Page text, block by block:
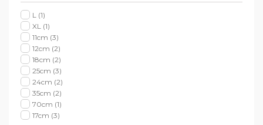
L (1)
XL (1)
11cm (3)
12cm (2)
18cm (2)
25cm (3)
24cm (2)
35cm (2)
70cm (1)
17cm (3)